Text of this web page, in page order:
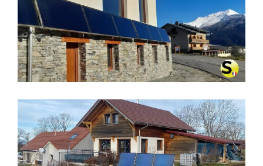
CHAUFFAGE SOLAIRE SOLISART À
AUSSOIS (73500)